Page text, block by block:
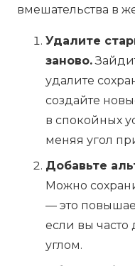
вмешательства в
Удалите
заново.
удалите
создайте
в спокойных
меняя угол
Добавьте
Можно
— это
если вы
углом.